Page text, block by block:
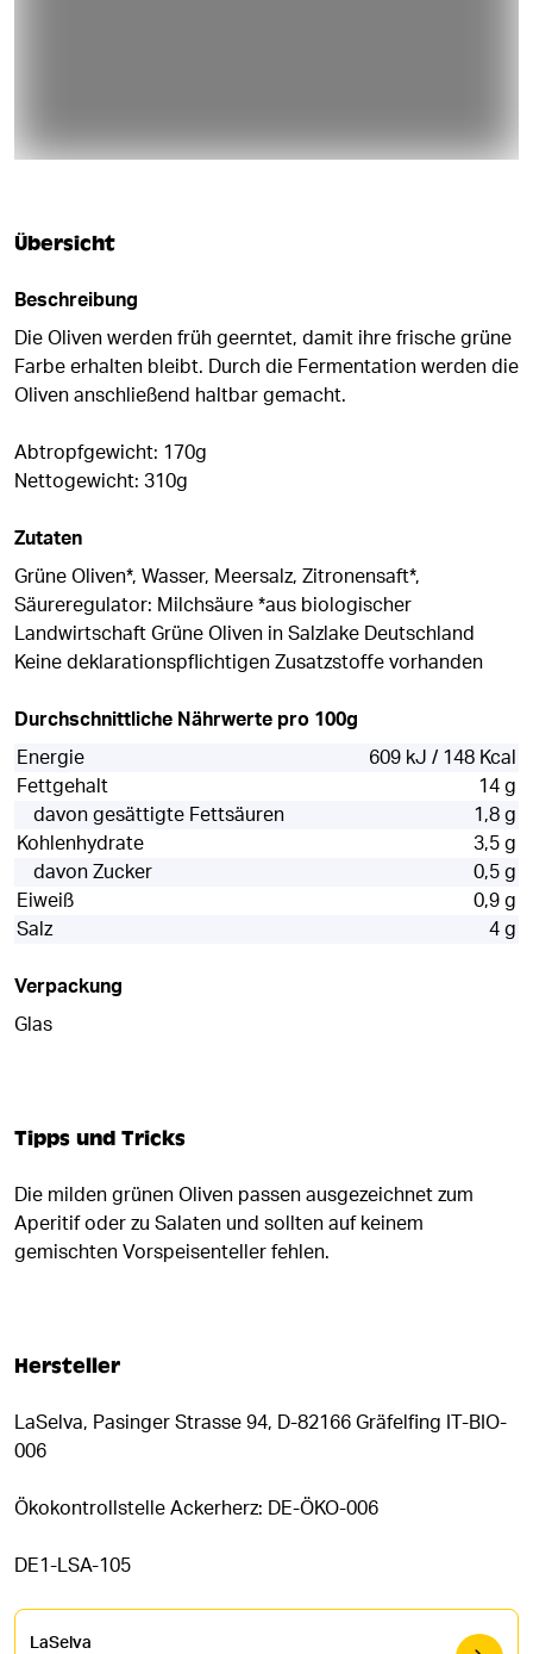
Übersicht
Beschreibung
Die Oliven werden früh geerntet, damit ihre frische grüne
Farbe erhalten bleibt. Durch die Fermentation werden die
Oliven anschließend haltbar gemacht.
Abtropfgewicht: 170g
Nettogewicht: 310g
Zutaten
Grüne Oliven*, Wasser, Meersalz, Zitronensaft*,
Säureregulator: Milchsäure *aus biologischer
Landwirtschaft Grüne Oliven in Salzlake Deutschland
Keine deklarationspflichtigen Zusatzstoffe vorhanden
Durchschnittliche Nährwerte pro 100g
Energie
609 kJ / 148 Kcal
Fettgehalt
14 g
davon gesättigte Fettsäuren
1,8 g
Kohlenhydrate
3,5 g
davon Zucker
0,5 g
Eiweiß
0,9 g
Salz
4 g
Verpackung
Glas
Tipps und Tricks
Die milden grünen Oliven passen ausgezeichnet zum
Aperitif oder zu Salaten und sollten auf keinem
gemischten Vorspeisenteller fehlen.
Hersteller
LaSelva, Pasinger Strasse 94, D-82166 Gräfelfing IT-BIO-
006
Ökokontrollstelle Ackerherz: DE-ÖKO-006
DE1-LSA-105
LaSelva